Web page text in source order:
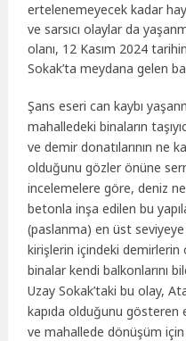
ertelenemeyecek kadar
ve sarsıcı olaylar da
olanı, 12 Kasım 2024
Sokak’ta meydana gelen
Şans eseri can kaybı
mahalledeki binaların
ve demir donatılarının ne
olduğunu gözler önüne
incelemelere göre, deniz
betonla inşa edilen bu
(paslanma) en üst seviyeye
kirişlerin içindeki
binalar kendi balkonlarını
Uzay Sokak’taki bu olay,
kapıda olduğunu gösteren
ve mahallede dönüşüm